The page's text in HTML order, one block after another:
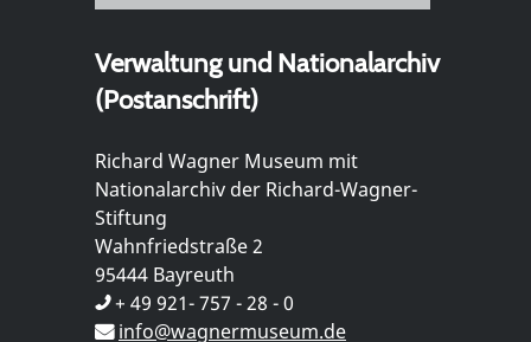
Verwaltung und Nationalarchiv
(Postanschrift)
Richard Wagner Museum mit
Nationalarchiv der Richard-Wagner-
Stiftung
Wahnfriedstraße 2
95444 Bayreuth
+ 49 921- 757 - 28 - 0
info@wagnermuseum.de